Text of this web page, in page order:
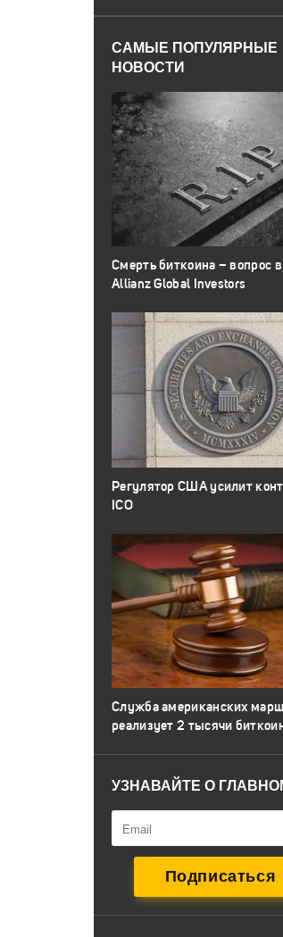
САМЫЕ ПОПУЛЯРНЫЕ
НОВОСТИ
Смерть биткоина – вопрос
Allianz Global Investors
Регулятор США усилит
ICO
Служба американских
реализует 2 тысячи
УЗНАВАЙТЕ О